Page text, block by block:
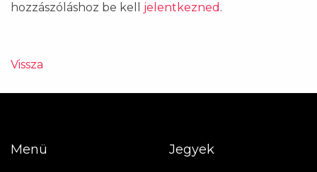
hozzászóláshoz be kell jelentkezned .
Vissza
Menü Jegyek